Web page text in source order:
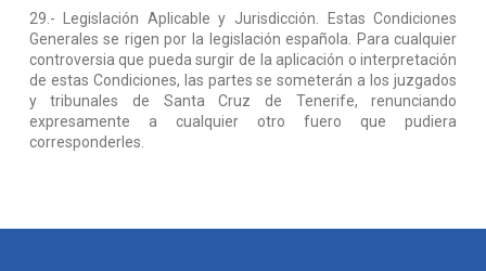
29.- Legislación Aplicable y Jurisdicción. Estas Condiciones
Generales se rigen por la legislación española. Para cualquier
controversia que pueda surgir de la aplicación o interpretación
de estas Condiciones, las partes se someterán a los juzgados
y tribunales de Santa Cruz de Tenerife, renunciando
expresamente a cualquier otro fuero que pudiera
corresponderles.